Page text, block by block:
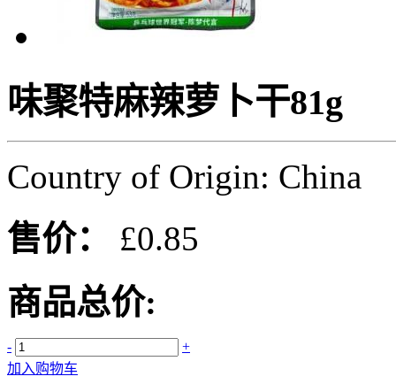
味聚特麻辣萝卜干81g
Country of Origin: China
售价：
£0.85
商品总价:
-
+
加入购物车